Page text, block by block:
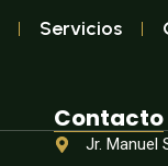
Servicios
Contacto
Jr. Manuel